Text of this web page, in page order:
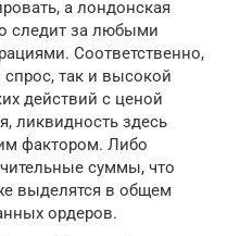
а лондонская
следит за любыми
Соответственно,
так и высокой
действий с ценой
ликвидность здесь
фактором. Либо
суммы, что
выделятся в общем
ордеров.